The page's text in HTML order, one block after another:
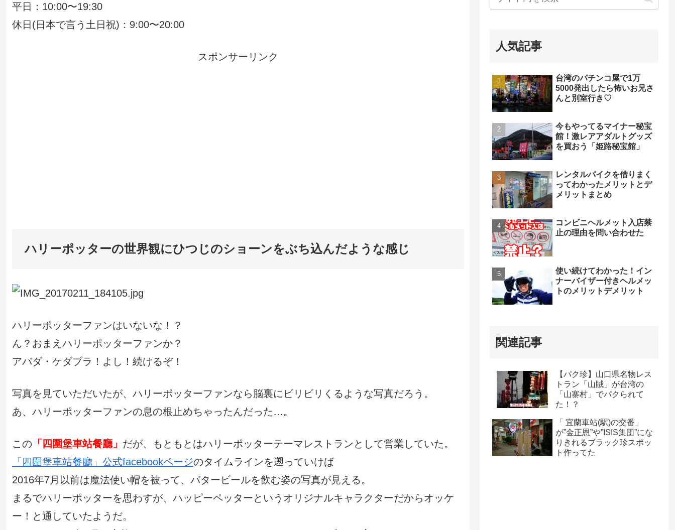
平日：10:00〜19:30
休日(日本で言う土日祝)：9:00〜20:00
スポンサーリンク
ハリーポッターの世界観にひつじのショーンをぶち込んだような感じ
ハリーポッターファンはいないな！？
ん？おまえハリーポッターファンか？
アバダ・ケダブラ！よし！続けるぞ！
写真を見ていただいたが、ハリーポッターファンなら脳裏にビリビリくるような写真だろう。
あ、ハリーポッターファンの息の根止めちゃったんだった…。
この 「四圍堡車站餐廳」 だが、もともとはハリーポッターテーマレストランとして営業していた。
「四圍堡車站餐廳」公式facebookページのタイムラインを遡っていけば
2016年7月以前は魔法使い帽を被って、バタービールを飲む姿の写真が見える。
まるでハリーポッターを思わすが、ハッピーペッターというオリジナルキャラクターだからオッケ
ー！と通していたようだ。
人気記事
台湾のパチンコ屋で1万
5000発出したら怖いお兄さ
んと別室行き♡
今もやってるマイナー秘宝
館！激レアアダルトグッズ
を買おう「姫路秘宝館」
レンタルバイクを借りまく
ってわかったメリットとデ
メリットまとめ
コンビニヘルメット入店禁
止の理由を問い合わせた
使い続けてわかった！イン
ナーバイザー付きヘルメッ
トのメリットデメリット
関連記事
【パク珍】山口県名物レス
トラン「山賊」が台湾の
「山寨村」でパクられて
た！？
「 宜蘭車站(駅)の交番」
が”金正恩”や”ISIS集団”にな
りきれるブラック珍スポッ
ト作ってた